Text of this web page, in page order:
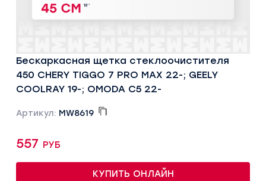
Бескаркасная щетка стеклоочистителя
450 CHERY TIGGO 7 PRO MAX 22-; GEELY
COOLRAY 19-; OMODA C5 22-
Артикул: MW8619
557 руб
КУПИТЬ ОНЛАЙН